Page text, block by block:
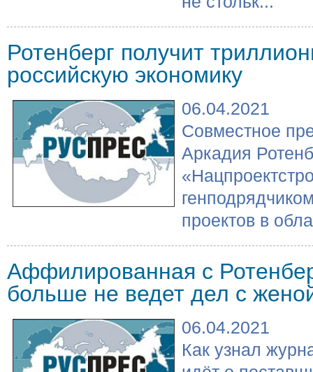
Ротенберг получит
российскую экономику
06.04.2021
Совместное
Аркадия
проектов в
Аффилированная с
больше не ведет дел с
06.04.2021
Как узнал